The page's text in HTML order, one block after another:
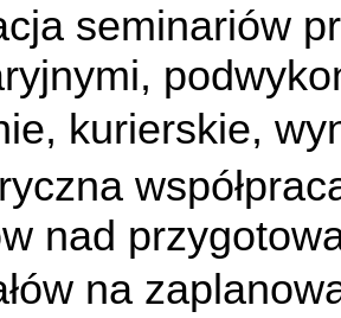
seminariów
kurierskie,
nad
na